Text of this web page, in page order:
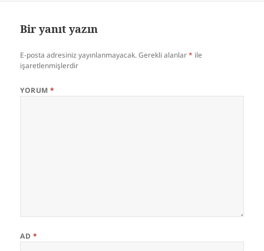
Bir yanıt yazın
E-posta adresiniz yayınlanmayacak. Gerekli alanlar* ile
işaretlenmişlerdir
YORUM*
AD *